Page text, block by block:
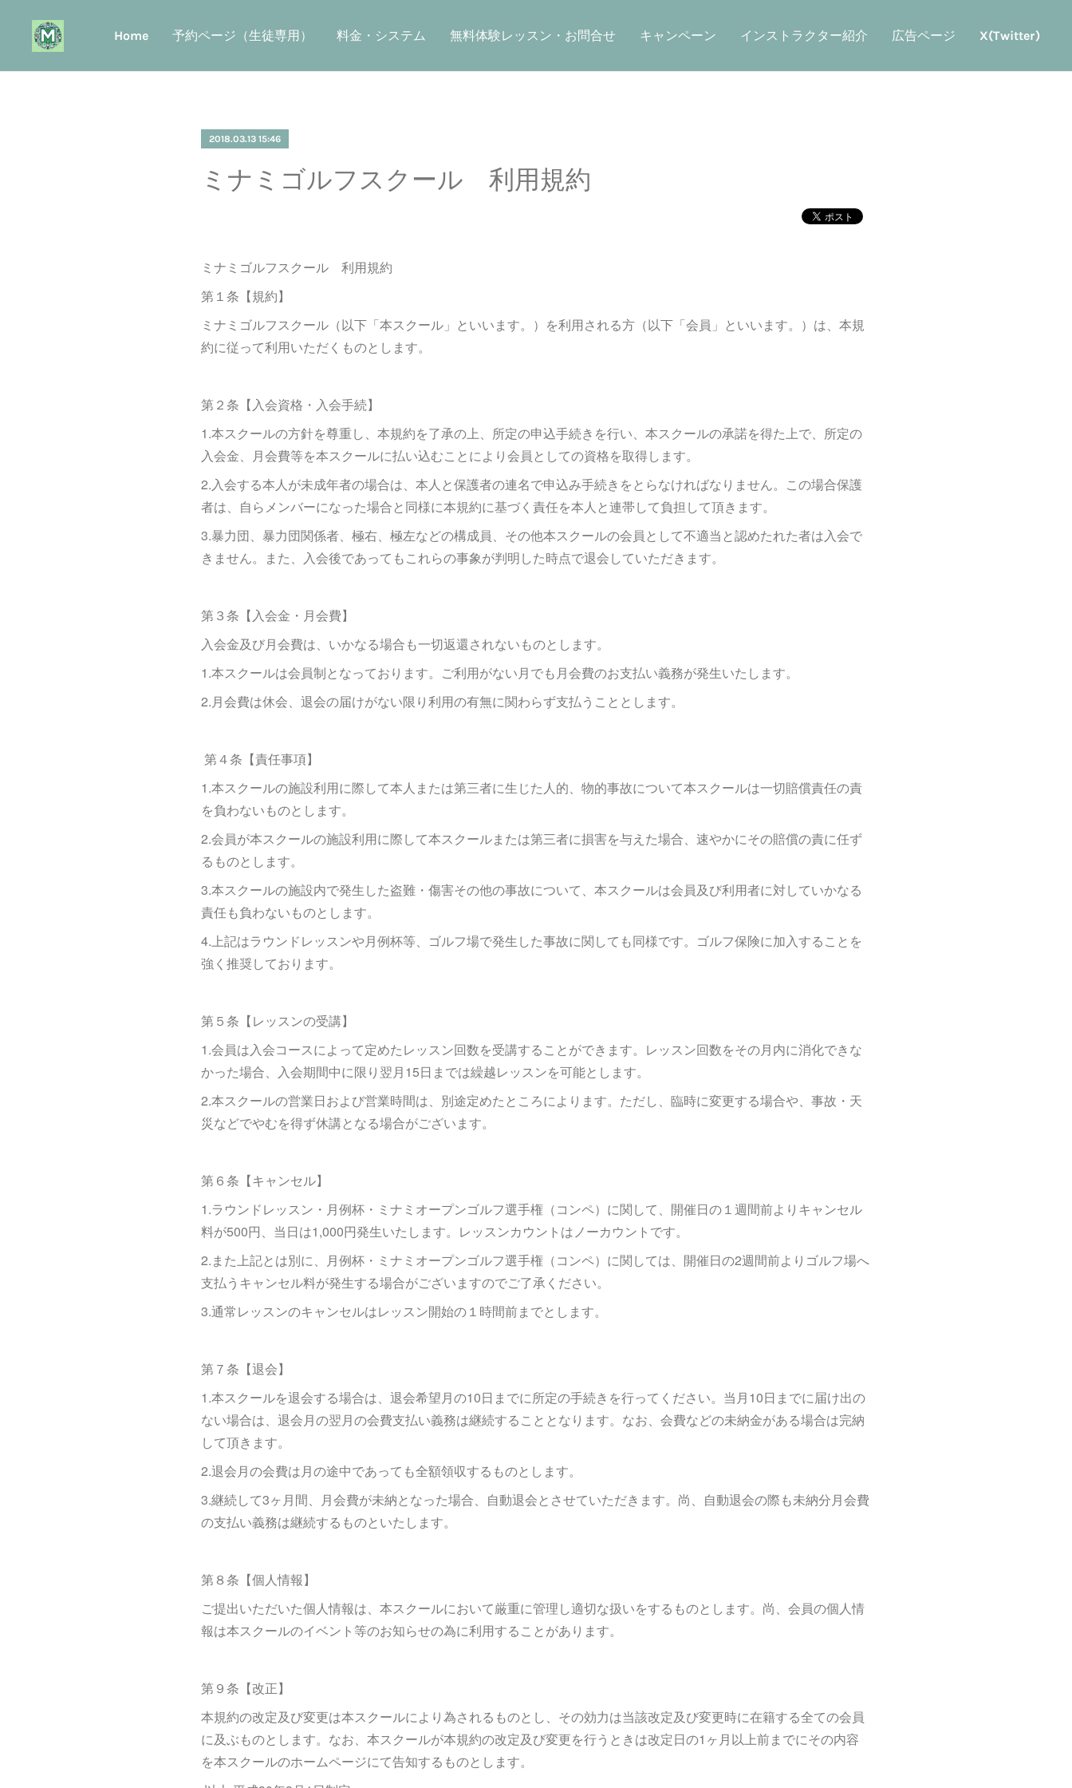
Home 予約ページ（生徒専用） 料金・システム 無料体験レッスン・お問合せ キャンペーン インストラクター紹介 広告ページ X(Twitter)
2018.03.13 15:46
ミナミゴルフスクール 利用規約
ミナミゴルフスクール 利用規約
第１条【規約】
ミナミゴルフスクール（以下「本スクール」といいます。）を利用される方（以下「会員」といいます。）は、本規
約に従って利用いただくものとします。
第２条【入会資格・入会手続】
1.本スクールの方針を尊重し、本規約を了承の上、所定の申込手続きを行い、本スクールの承諾を得た上で、所定の
入会金、月会費等を本スクールに払い込むことにより会員としての資格を取得します。
2.入会する本人が未成年者の場合は、本人と保護者の連名で申込み手続きをとらなければなりません。この場合保護
者は、自らメンバーになった場合と同様に本規約に基づく責任を本人と連帯して負担して頂きます。
3.暴力団、暴力団関係者、極右、極左などの構成員、その他本スクールの会員として不適当と認めたれた者は入会で
きません。また、入会後であってもこれらの事象が判明した時点で退会していただきます。
第３条【入会金・月会費】
入会金及び月会費は、いかなる場合も一切返還されないものとします。
1.本スクールは会員制となっております。ご利用がない月でも月会費のお支払い義務が発生いたします。
2.月会費は休会、退会の届けがない限り利用の有無に関わらず支払うこととします。
第４条【責任事項】
1.本スクールの施設利用に際して本人または第三者に生じた人的、物的事故について本スクールは一切賠償責任の責
を負わないものとします。
2.会員が本スクールの施設利用に際して本スクールまたは第三者に損害を与えた場合、速やかにその賠償の責に任ず
るものとします。
3.本スクールの施設内で発生した盗難・傷害その他の事故について、本スクールは会員及び利用者に対していかなる
責任も負わないものとします。
4.上記はラウンドレッスンや月例杯等、ゴルフ場で発生した事故に関しても同様です。ゴルフ保険に加入することを
強く推奨しております。
第５条【レッスンの受講】
1.会員は入会コースによって定めたレッスン回数を受講することができます。レッスン回数をその月内に消化できな
かった場合、入会期間中に限り翌月15日までは繰越レッスンを可能とします。
2.本スクールの営業日および営業時間は、別途定めたところによります。ただし、臨時に変更する場合や、事故・天
災などでやむを得ず休講となる場合がございます。
第６条【キャンセル】
1.ラウンドレッスン・月例杯・ミナミオープンゴルフ選手権（コンペ）に関して、開催日の１週間前よりキャンセル
料が500円、当日は1,000円発生いたします。レッスンカウントはノーカウントです。
2.また上記とは別に、月例杯・ミナミオープンゴルフ選手権（コンペ）に関しては、開催日の2週間前よりゴルフ場へ
支払うキャンセル料が発生する場合がございますのでご了承ください。
3.通常レッスンのキャンセルはレッスン開始の１時間前までとします。
第７条【退会】
1.本スクールを退会する場合は、退会希望月の10日までに所定の手続きを行ってください。当月10日までに届け出の
ない場合は、退会月の翌月の会費支払い義務は継続することとなります。なお、会費などの未納金がある場合は完納
して頂きます。
2.退会月の会費は月の途中であっても全額領収するものとします。
3.継続して3ヶ月間、月会費が未納となった場合、自動退会とさせていただきます。尚、自動退会の際も未納分月会費
の支払い義務は継続するものといたします。
第８条【個人情報】
ご提出いただいた個人情報は、本スクールにおいて厳重に管理し適切な扱いをするものとします。尚、会員の個人情
報は本スクールのイベント等のお知らせの為に利用することがあります。
第９条【改正】
本規約の改定及び変更は本スクールにより為されるものとし、その効力は当該改定及び変更時に在籍する全ての会員
に及ぶものとします。なお、本スクールが本規約の改定及び変更を行うときは改定日の1ヶ月以上前までにその内容
を本スクールのホームページにて告知するものとします。